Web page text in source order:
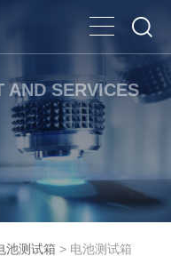
AND SERVICES
池测试箱 > 电池测试箱